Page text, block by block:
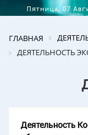
Пятница, 07
ГЛАВНАЯ
ДЕЯТЕЛЬНОСТЬ
Деятельность